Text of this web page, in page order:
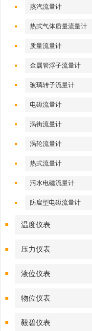
蒸汽流量计
热式气体质量流量计
质量流量计
金属管浮子流量计
玻璃转子流量计
电磁流量计
涡街流量计
涡轮流量计
热式流量计
污水电磁流量计
防腐型电磁流量计
温度仪表
压力仪表
液位仪表
物位仪表
毅碧仪表